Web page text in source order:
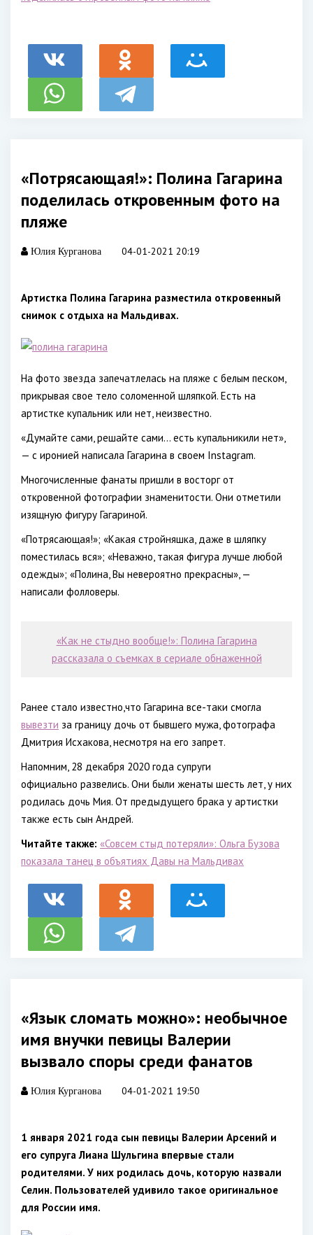
«Потрясающая!»: Полина Гагарина
поделилась откровенным фото на
пляже
Юлия Курганова 04-01-2021 20:19
Артистка Полина Гагарина разместила откровенный
снимок с отдыха на Мальдивах.
На фото звезда запечатлелась на пляже с белым песком,
прикрывая свое тело соломенной шляпкой. Есть на
артистке купальник или нет, неизвестно.
«Думайте сами, решайте сами... есть купальникили нет»,
— с иронией написала Гагарина в своем Instagram.
Многочисленные фанаты пришли в восторг от
откровенной фотографии знаменитости. Они отметили
изящную фигуру Гагариной.
«Потрясающая!»; «Какая стройняшка, даже в шляпку
поместилась вся»; «Неважно, такая фигура лучше любой
одежды»; «Полина, Вы невероятно прекрасны», —
написали фолловеры.
«Как не стыдно вообще!»: Полина Гагарина
рассказала о съемках в сериале обнаженной
Ранее стало известно,что Гагарина все-таки смогла
вывезти за границу дочь от бывшего мужа, фотографа
Дмитрия Исхакова, несмотря на его запрет.
Напомним, 28 декабря 2020 года супруги
официально развелись. Они были женаты шесть лет, у них
родилась дочь Мия. От предыдущего брака у артистки
также есть сын Андрей.
Читайте также: «Совсем стыд потеряли»: Ольга Бузова
показала танец в объятиях Давы на Мальдивах
«Язык сломать можно»: необычное
имя внучки певицы Валерии
вызвало споры среди фанатов
Юлия Курганова 04-01-2021 19:50
1 января 2021 года сын певицы Валерии Арсений и
его супруга Лиана Шульгина впервые стали
родителями. У них родилась дочь, которую назвали
Селин. Пользователей удивило такое оригинальное
для России имя.